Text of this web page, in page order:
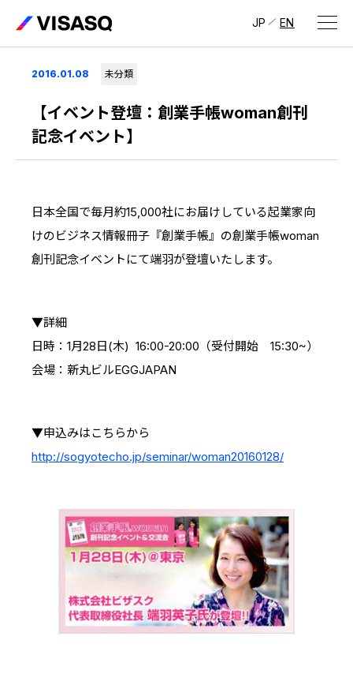
JP EN
会社情報
ビザスクについて
CEOメッセージ
会社概要・拠点
IR情報
IRライブラリ
IRスケジュール
株式について
よくある質問
ディスクロージャーポリシー
採用サイト（日本）
新卒採用
中途採用：開発職・デザイナー職
2016.01.08 未分類
【イベント登壇：創業手帳woman創刊
記念イベント】
日本全国で毎月約15,000社にお届けしている起業家向
けのビジネス情報冊子『創業手帳』の創業手帳woman
創刊記念イベントにて端羽が登壇いたします。
▼詳細
日時：1月28日(木) 16:00-20:00（受付開始 15:30~）
会場：新丸ビルEGGJAPAN
▼申込みはこちらから
http://sogyotecho.jp/seminar/woman20160128/